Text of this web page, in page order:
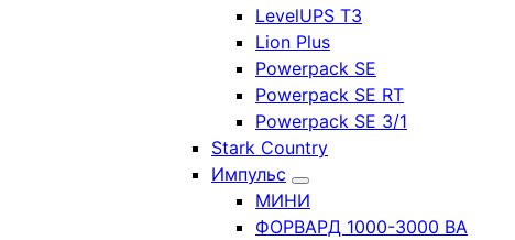
LevelUPS T3
Lion Plus
Powerpack SE
Powerpack SE RT
Powerpack SE 3/1
Stark Country
Импульс
МИНИ
ФОРВАРД 1000-3000 ВА